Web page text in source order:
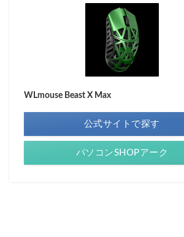
WLmouse Beast X Max
公式サイトで探す
パソコンSHOPアーク